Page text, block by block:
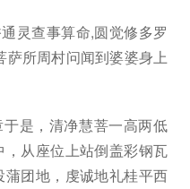
灵查事算命,圆觉修多罗
萨所周村问闻到婆婆身上
是，清净慧菩一高两低
从座位上站倒盖彩钢瓦
团地，虔诚地礼桂平西